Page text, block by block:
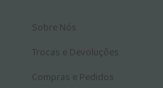
Sobre Nós
Trocas e Devoluções
Compras e Pedidos